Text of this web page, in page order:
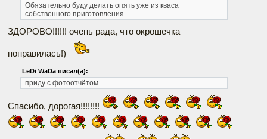
Обязательно буду делать опять уже из кваса
собственного приготовления
ЗДОРОВО!!!!!! очень рада, что окрошечка
понравилась!)
LeDi WaDa писал(а):
приду с фотоотчётом
Спасибо, дорогая!!!!!!!!